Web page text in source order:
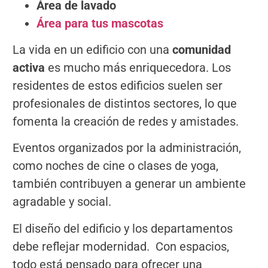
Área de lavado
Área para tus mascotas
La vida en un edificio con una comunidad
activa es mucho más enriquecedora. Los
residentes de estos edificios suelen ser
profesionales de distintos sectores, lo que
fomenta la creación de redes y amistades.
Eventos organizados por la administración,
como noches de cine o clases de yoga,
también contribuyen a generar un ambiente
agradable y social.
El diseño del edificio y los departamentos
debe reflejar modernidad. Con espacios,
todo está pensado para ofrecer una